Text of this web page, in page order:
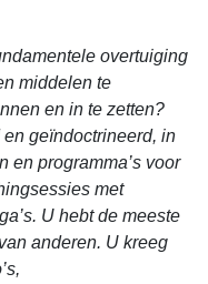
overtuiging
middelen te
en in te zetten?
geïndoctrineerd, in
en programma’s voor
met
U hebt de meeste
anderen. U kreeg